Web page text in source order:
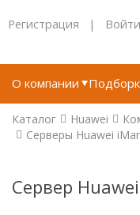
Регистрация | Войти
О компании
Каталог Huawei
Серверы Huawei
Сервер